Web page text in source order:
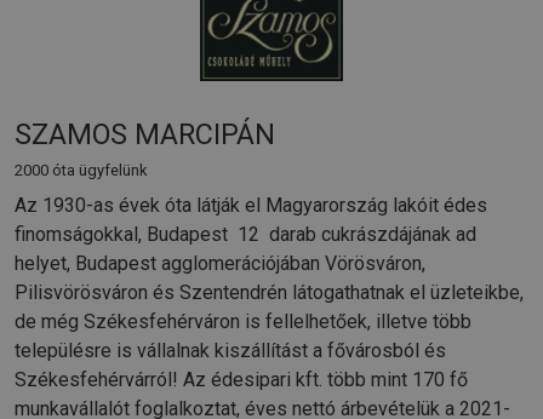
SZAMOS MARCIPÁN
2000 óta ügyfelünk
Az 1930-as évek óta látják el Magyarország lakóit édes
finomságokkal, Budapest 12 darab cukrászdájának ad
helyet, Budapest agglomerációjában Vörösváron,
Pilisvörösváron és Szentendrén látogathatnak el üzleteikbe,
de még Székesfehérváron is fellelhetőek, illetve több
településre is vállalnak kiszállítást a fővárosból és
Székesfehérvárról! Az édesipari kft. több mint 170 fő
munkavállalót foglalkoztat, éves nettó árbevételük a 2021-